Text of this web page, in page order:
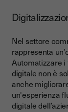
Nel settore
rappresenta
Automatizzare
digitale non è
anche
un'esperienza
digitale